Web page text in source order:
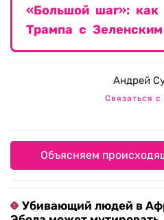
«Большой шаг»: как
Трампа с
Андрей
Связаться с
Объясняем
Убивающий людей в